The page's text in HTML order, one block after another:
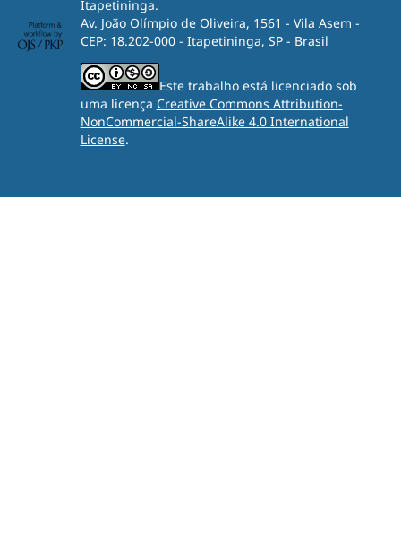
Itapetininga.
Av. João Olímpio de Oliveira, 1561 - Vila Asem -
CEP: 18.202-000 - Itapetininga, SP - Brasil
Este trabalho está licenciado sob
uma licença Creative Commons Attribution-
NonCommercial-ShareAlike 4.0 International
License.